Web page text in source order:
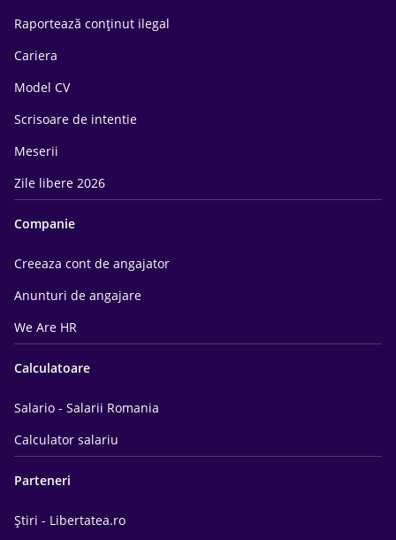
Raportează conținut ilegal
Cariera
Model CV
Scrisoare de intentie
Meserii
Zile libere 2026
Companie
Creeaza cont de angajator
Anunturi de angajare
We Are HR
Calculatoare
Salario - Salarii Romania
Calculator salariu
Parteneri
Știri - Libertatea.ro